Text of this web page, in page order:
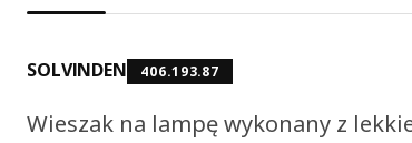
SOLVINDEN 406.193.87
Wieszak na lampę wykonany z